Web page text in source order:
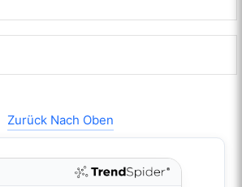
Zurück Nach Oben